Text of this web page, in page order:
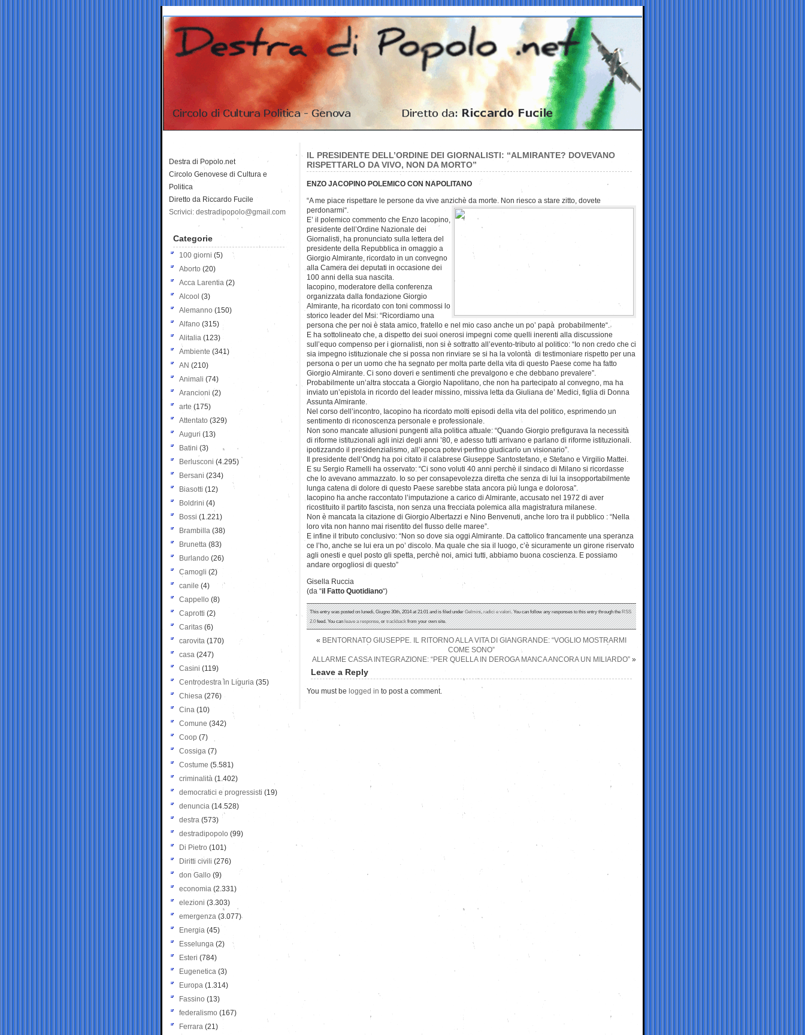
IL PRESIDENTE DELL’ORDINE DEI GIORNALISTI: “ALMIRANTE? DOVEVANO
RISPETTARLO DA VIVO, NON DA MORTO”
ENZO JACOPINO POLEMICO CON NAPOLITANO
“A me piace rispettare le persone da vive anzichè da morte. Non riesco a stare zitto, dovete
perdonarmi“.
E’ il polemico commento che Enzo Iacopino,
presidente dell’Ordine Nazionale dei
Giornalisti, ha pronunciato sulla lettera del
presidente della Repubblica in omaggio a
Giorgio Almirante, ricordato in un convegno
alla Camera dei deputati in occasione dei
100 anni della sua nascita.
Iacopino, moderatore della conferenza
organizzata dalla fondazione Giorgio
Almirante, ha ricordato con toni commossi lo
storico leader del Msi: “Ricordiamo una
persona che per noi è stata amico, fratello e nel mio caso anche un po’ papà probabilmente“.
E ha sottolineato che, a dispetto dei suoi onerosi impegni come quelli inerenti alla discussione
sull’equo compenso per i giornalisti, non si è sottratto all’evento-tributo al politico: “Io non credo che ci
sia impegno istituzionale che si possa non rinviare se si ha la volontà di testimoniare rispetto per una
persona o per un uomo che ha segnato per molta parte della vita di questo Paese come ha fatto
Giorgio Almirante. Ci sono doveri e sentimenti che prevalgono e che debbano prevalere”.
Probabilmente un’altra stoccata a Giorgio Napolitano, che non ha partecipato al convegno, ma ha
inviato un’epistola in ricordo del leader missino, missiva letta da Giuliana de’ Medici, figlia di Donna
Assunta Almirante.
Nel corso dell’incontro, Iacopino ha ricordato molti episodi della vita del politico, esprimendo un
sentimento di riconoscenza personale e professionale.
Non sono mancate allusioni pungenti alla politica attuale: “Quando Giorgio prefigurava la necessità
di riforme istituzionali agli inizi degli anni ’80, e adesso tutti arrivano e parlano di riforme istituzionali.
ipotizzando il presidenzialismo, all’epoca potevi perfino giudicarlo un visionario”.
Il presidente dell’Ondg ha poi citato il calabrese Giuseppe Santostefano, e Stefano e Virgilio Mattei.
E su Sergio Ramelli ha osservato: “Ci sono voluti 40 anni perchè il sindaco di Milano si ricordasse
che lo avevano ammazzato. Io so per consapevolezza diretta che senza di lui la insopportabilmente
lunga catena di dolore di questo Paese sarebbe stata ancora più lunga e dolorosa”.
Iacopino ha anche raccontato l’imputazione a carico di Almirante, accusato nel 1972 di aver
ricostituito il partito fascista, non senza una frecciata polemica alla magistratura milanese.
Non è mancata la citazione di Giorgio Albertazzi e Nino Benvenuti, anche loro tra il pubblico : “Nella
loro vita non hanno mai risentito del flusso delle maree”.
E infine il tributo conclusivo: “Non so dove sia oggi Almirante. Da cattolico francamente una speranza
ce l’ho, anche se lui era un po’ discolo. Ma quale che sia il luogo, c’è sicuramente un girone riservato
agli onesti e quel posto gli spetta, perchè noi, amici tutti, abbiamo buona coscienza. E possiamo
andare orgogliosi di questo”
Gisella Ruccia
(da “il Fatto Quotidiano“)
This entry was posted on lunedì, Giugno 30th, 2014 at 21:01 and is filed underGelmini,radici e valori. You can follow any responses to this entry through theRSS
2.0feed. You canleave a response, ortrackbackfrom your own site.
« BENTORNATO GIUSEPPE. IL RITORNO ALLA VITA DI GIANGRANDE: “VOGLIO MOSTRARMI
COME SONO”
ALLARME CASSA INTEGRAZIONE: “PER QUELLA IN DEROGA MANCA ANCORA UN MILIARDO” »
Leave a Reply
You must be logged in to post a comment.
Destra di Popolo.net
Circolo Genovese di Cultura e
Politica
Diretto da Riccardo Fucile
Scrivici: destradipopolo@gmail.com
Categorie
100 giorni (5)
Aborto (20)
Acca Larentia (2)
Alcool (3)
Alemanno (150)
Alfano (315)
Alitalia (123)
Ambiente (341)
AN (210)
Animali (74)
Arancioni (2)
arte (175)
Attentato (329)
Auguri (13)
Batini (3)
Berlusconi (4.295)
Bersani (234)
Biasotti (12)
Boldrini (4)
Bossi (1.221)
Brambilla (38)
Brunetta (83)
Burlando (26)
Camogli (2)
canile (4)
Cappello (8)
Caprotti (2)
Caritas (6)
carovita (170)
casa (247)
Casini (119)
Centrodestra in Liguria (35)
Chiesa (276)
Cina (10)
Comune (342)
Coop (7)
Cossiga (7)
Costume (5.581)
criminalità (1.402)
democratici e progressisti (19)
denuncia (14.528)
destra (573)
destradipopolo (99)
Di Pietro (101)
Diritti civili (276)
don Gallo (9)
economia (2.331)
elezioni (3.303)
emergenza (3.077)
Energia (45)
Esselunga (2)
Esteri (784)
Eugenetica (3)
Europa (1.314)
Fassino (13)
federalismo (167)
Ferrara (21)